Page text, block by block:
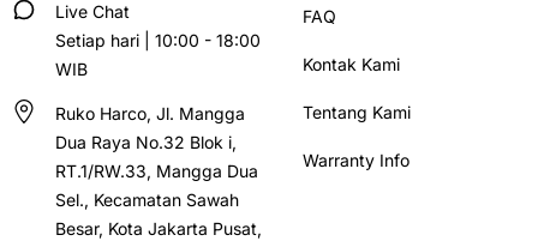
Live Chat
Setiap hari | 10:00 - 18:00
WIB
Ruko Harco, Jl. Mangga
Dua Raya No.32 Blok i,
RT.1/RW.33, Mangga Dua
Sel., Kecamatan Sawah
Besar, Kota Jakarta Pusat,
FAQ
Kontak Kami
Tentang Kami
Warranty Info